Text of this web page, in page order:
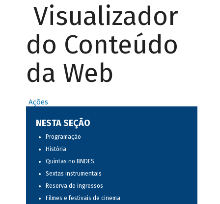
Visualizador
do Conteúdo
da Web
Ações
NESTA SEÇÃO
Programação
História
Quintas no BNDES
Sextas instrumentais
Reserva de ingressos
Filmes e festivais de cinema